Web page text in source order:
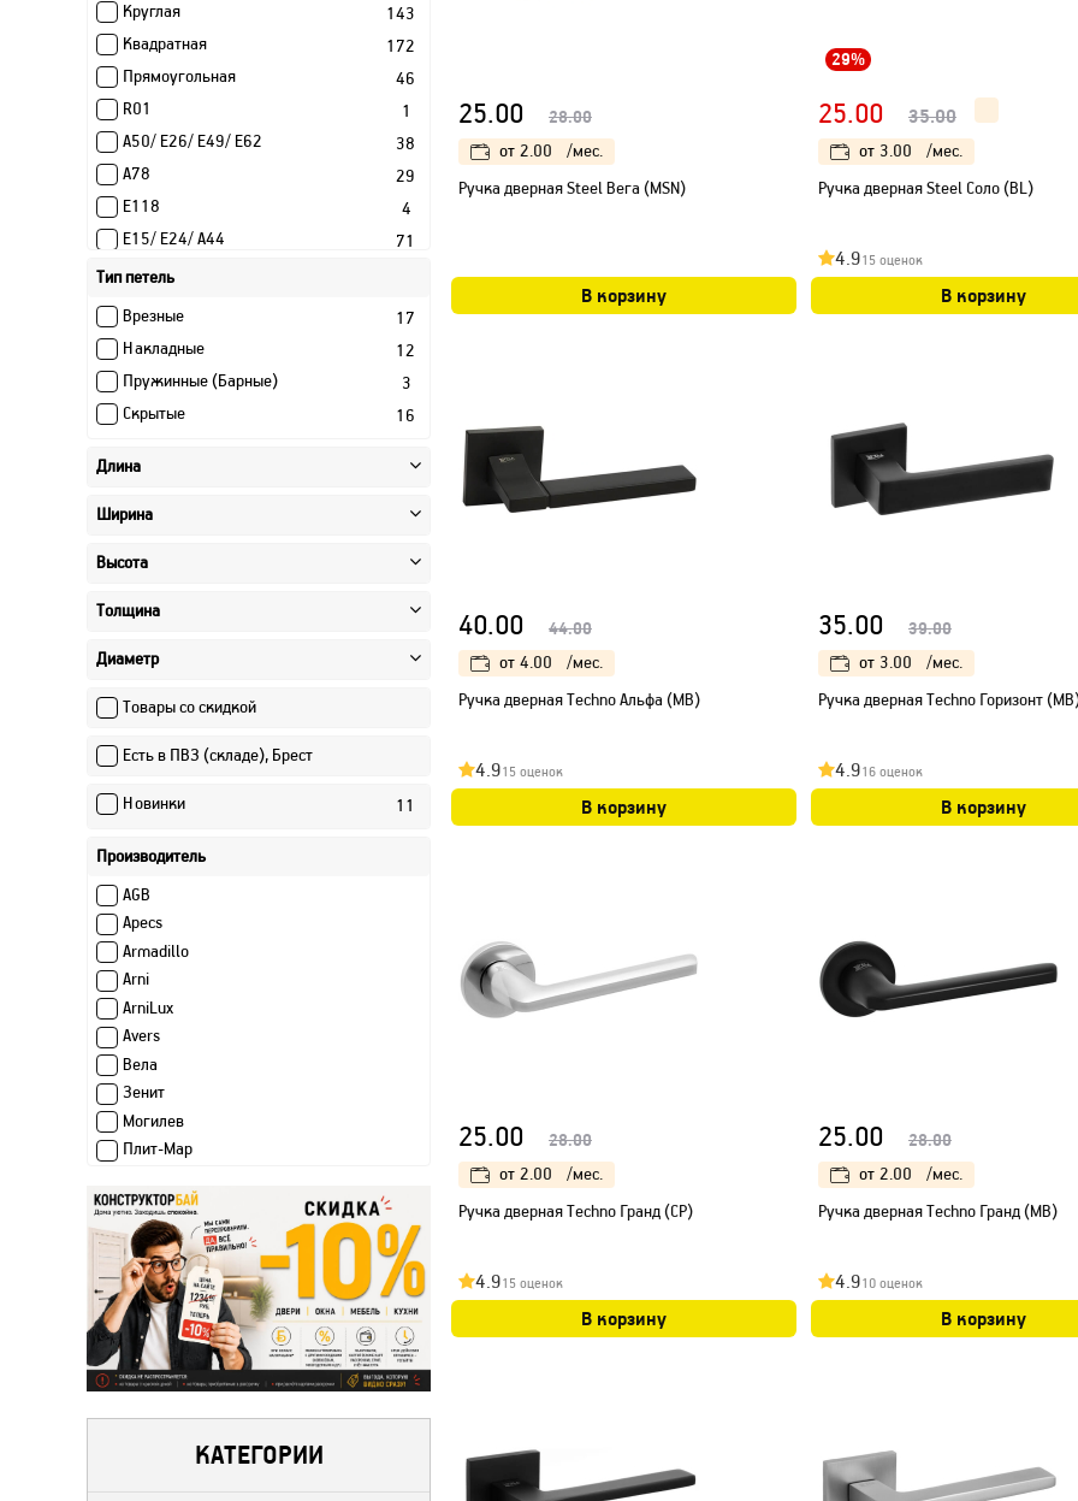
Круглая
143
Квадратная
172
Прямоугольная
46
R01
1
А50/ Е26/ Е49/ Е62
38
А78
29
Е118
4
Е15/ Е24/ А44
71
Е19 слим
Е20 Слим
Е32
Е7
Е8
Тип петель
Врезные
17
Накладные
12
Пружинные (Барные)
3
Скрытые
16
Длина
Ширина
Высота
Толщина
Диаметр
Товары со скидкой
Есть в ПВЗ (складе), Брест
Новинки 11
Производитель
AGB
Apecs
Armadillo
Arni
ArniLux
Avers
Вела
Зенит
Могилев
Плит-Мар
КАТЕГОРИИ
25.00 28.00
от 2.00
/мес.
Ручка дверная Steel Вега (MSN)
В корзину
29%
25.00 35.00
от 3.00
/мес.
Ручка дверная Steel Соло (BL)
4.915 оценок
В корзину
40.00 44.00
от 4.00
/мес.
Ручка дверная Techno Альфа (МB)
4.915 оценок
В корзину
35.00 39.00
от 3.00
/мес.
Ручка дверная Techno Горизонт
4.916 оценок
В корзину
25.00 28.00
от 2.00
/мес.
Ручка дверная Techno Гранд (CP)
4.915 оценок
В корзину
25.00 28.00
от 2.00
/мес.
Ручка дверная Techno Гранд (МB)
4.910 оценок
В корзину